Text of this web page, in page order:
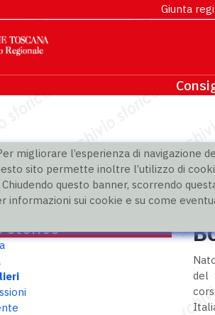
migliorare l’esperienza di navigazione
sito permette inoltre l’utilizzo di
Chiudendo questo banner, scorrendo
informazioni sui cookie e su come
Giunta
X legislatura »Consiglieri
storico
del